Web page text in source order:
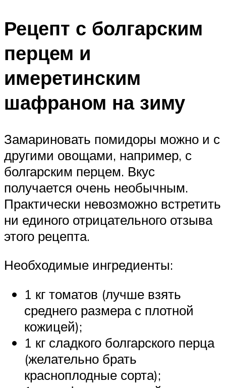
Рецепт с болгарским
перцем и
имеретинским
шафраном на зиму
Замариновать помидоры можно и с
другими овощами, например, с
болгарским перцем. Вкус
получается очень необычным.
Практически невозможно встретить
ни единого отрицательного отзыва
этого рецепта.
Необходимые ингредиенты:
1 кг томатов (лучше взять
среднего размера с плотной
кожицей);
1 кг сладкого болгарского перца
(желательно брать
красноплодные сорта);